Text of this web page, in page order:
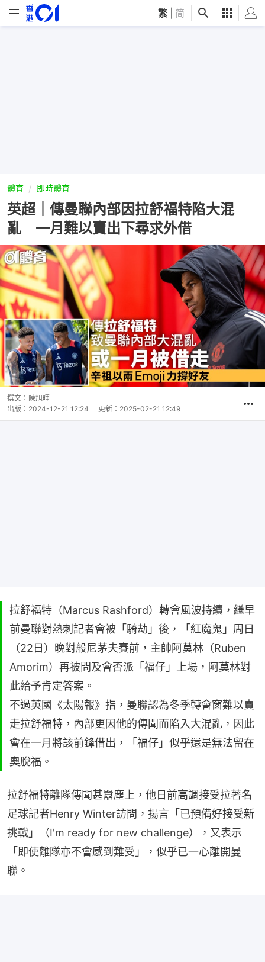
繁 简
體育 即時體育
英超｜傳曼聯內部因拉舒福特陷大混
亂 一月難以賣出下尋求外借
撰文： 陳旭暉
出版： 2024-12-21 12:24 更新： 2025-02-21 12:49
拉舒福特（Marcus Rashford）轉會風波持續，繼早
前曼聯對熱刺記者會被「騎劫」後，「紅魔鬼」周日
（22日）晚對般尼茅夫賽前，主帥阿莫林（Ruben
Amorim）再被問及會否派「福仔」上場，阿莫林對
此給予肯定答案。
不過英國《太陽報》指，曼聯認為冬季轉會窗難以賣
走拉舒福特，內部更因他的傳聞而陷入大混亂，因此
會在一月將該前鋒借出，「福仔」似乎還是無法留在
奧脫福。
拉舒福特離隊傳聞甚囂塵上，他日前高調接受拉著名
足球記者Henry Winter訪問，揚言「已預備好接受新
挑戰」（I'm ready for new challenge），又表示
「即使離隊亦不會感到難受」，似乎已一心離開曼
聯。